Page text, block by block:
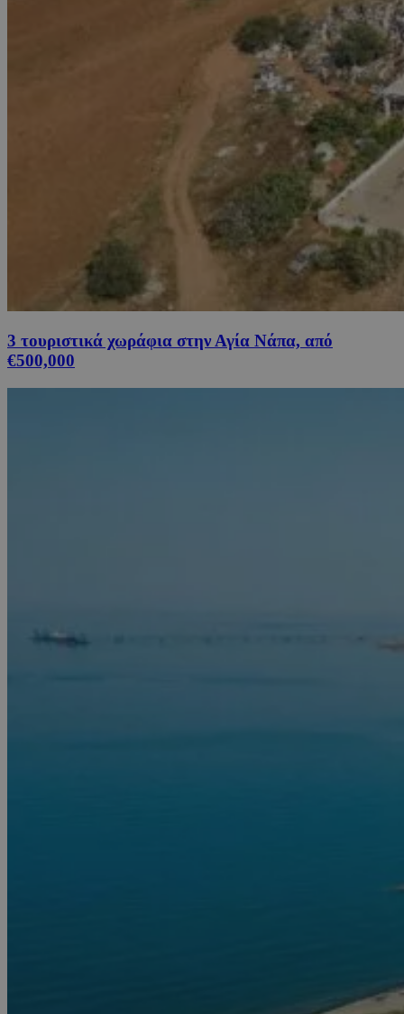
3 τουριστικά χωράφια στην Αγία Νάπα, από
€500,000